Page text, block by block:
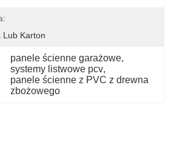
Lub Karton
panele ścienne garażowe,
systemy listwowe pcv,
panele ścienne z PVC z drewna
zbożowego